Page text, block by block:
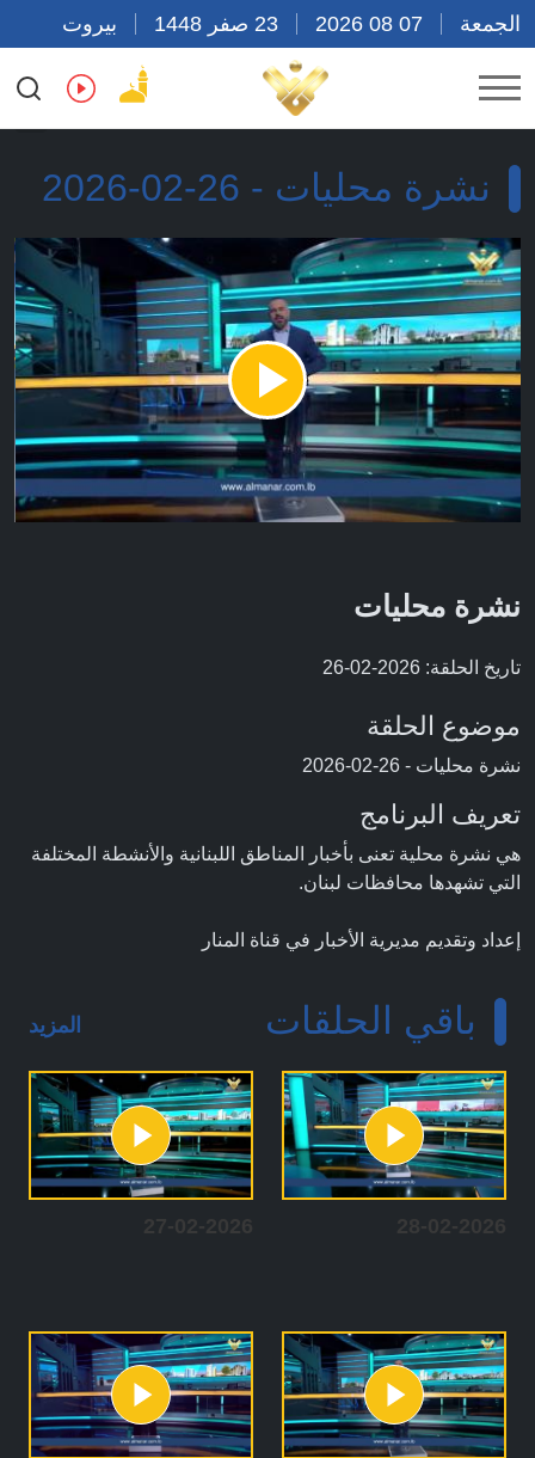
الجمعة
بيروت
07:12
نشرة محليات - 26-02-2026
Play
Video
نشرة محليات
تاريخ الحلقة: 2026-02-26
موضوع الحلقة
نشرة محليات - 26-02-2026
تعريف البرنامج
هي نشرة محلية تعنى بأخبار المناطق اللبنانية والأنشطة المختلفة
التي تشهدها محافظات لبنان.
إعداد وتقديم مديرية الأخبار في قناة المنار
باقي الحلقات المزيد
28-02-2026
27-02-2026